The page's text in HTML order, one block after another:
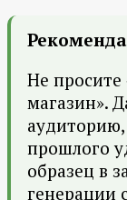
Не
магазин».
прошлого
образец в
генерации